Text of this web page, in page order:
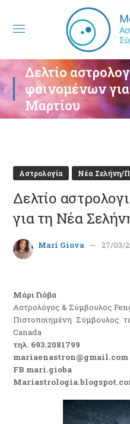
Δελτίο
φαινομένων
Μαρτίου
Αστρολογία Νέα Σελήνη/
Δελτίο
για τη Νέα
Mari Giova 27/03/
Μάρι Γιόβα
Αστρολόγος & Σύμβουλος
Πιστοποιημένη Σύμβουλος
Canada
τηλ. 693.2081799
mariaenastron@gmail.com
FB mari.gioba
Mariastrologia.blogspot.co